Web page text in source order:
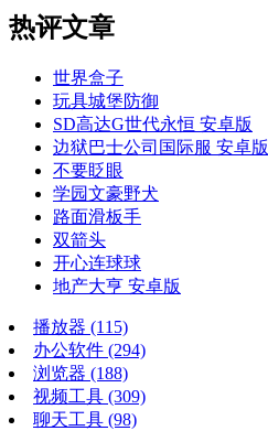
热评文章
世界盒子
玩具城堡防御
SD高达G世代永恒 安卓版
边狱巴士公司国际服 安卓版
不要眨眼
学园文豪野犬
路面滑板手
双箭头
开心连球球
地产大亨 安卓版
播放器 (115)
办公软件 (294)
浏览器 (188)
视频工具 (309)
聊天工具 (98)